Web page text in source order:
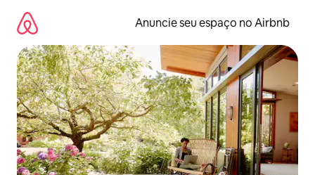
para
conteúdo
Anuncie seu espaço no Airbnb